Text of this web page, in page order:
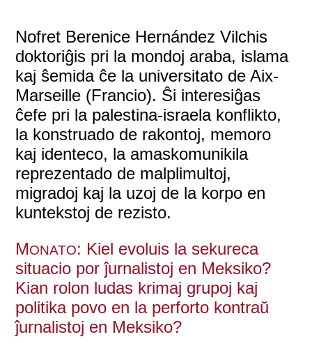
Nofret Berenice Hernández Vilchis
doktoriĝis pri la mondoj araba, islama
kaj ŝemida ĉe la universitato de Aix-
Marseille (Francio). Ŝi interesiĝas
ĉefe pri la palestina-israela konflikto,
la konstruado de rakontoj, memoro
kaj identeco, la amaskomunikila
reprezentado de malplimultoj,
migradoj kaj la uzoj de la korpo en
kuntekstoj de rezisto.
MONATO: Kiel evoluis la sekureca
situacio por ĵurnalistoj en Meksiko?
Kian rolon ludas krimaj grupoj kaj
politika povo en la perforto kontraŭ
ĵurnalistoj en Meksiko?